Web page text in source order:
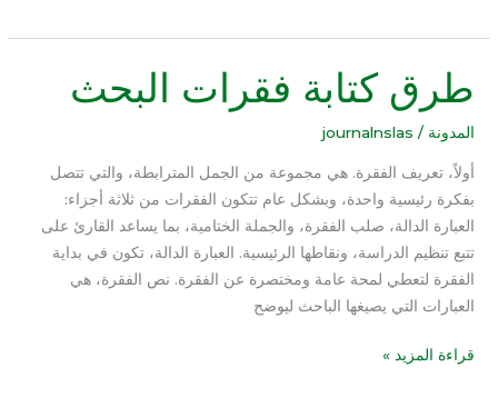
طرق كتابة فقرات البحث
المدونة /
journalnslas
أولاً، تعريف الفقرة. هي مجموعة من الجمل المترابطة، والتي تتصل
بفكرة رئيسية واحدة، وبشكل عام تتكون الفقرات من ثلاثة أجزاء:
العبارة الدالة، صلب الفقرة، والجملة الختامية، بما يساعد القارئ على
تتبع تنظيم الدراسة، ونقاطها الرئيسية. العبارة الدالة، تكون في بداية
الفقرة لتعطي لمحة عامة ومختصرة عن الفقرة. نص الفقرة، هي
العبارات التي يصيغها الباحث ليوضح
طرق
كتابة
فقرات
قراءة المزيد »